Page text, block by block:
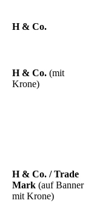
H & Co.
H & Co. (mit
Krone)
H & Co. / Trade
Mark (auf Banner
mit Krone)